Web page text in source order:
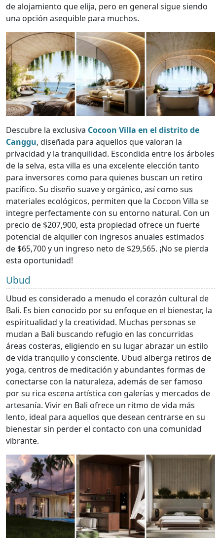
de alojamiento que elija, pero en general sigue siendo
una opción asequible para muchos.
Descubre la exclusiva Cocoon Villa en el distrito de
Canggu, diseñada para aquellos que valoran la
privacidad y la tranquilidad. Escondida entre los árboles
de la selva, esta villa es una excelente elección tanto
para inversores como para quienes buscan un retiro
pacífico. Su diseño suave y orgánico, así como sus
materiales ecológicos, permiten que la Cocoon Villa se
integre perfectamente con su entorno natural. Con un
precio de $207,900, esta propiedad ofrece un fuerte
potencial de alquiler con ingresos anuales estimados
de $65,700 y un ingreso neto de $29,565. ¡No se pierda
esta oportunidad!
Ubud
Ubud es considerado a menudo el corazón cultural de
Bali. Es bien conocido por su enfoque en el bienestar, la
espiritualidad y la creatividad. Muchas personas se
mudan a Bali buscando refugio en las concurridas
áreas costeras, eligiendo en su lugar abrazar un estilo
de vida tranquilo y consciente. Ubud alberga retiros de
yoga, centros de meditación y abundantes formas de
conectarse con la naturaleza, además de ser famoso
por su rica escena artística con galerías y mercados de
artesanía. Vivir en Bali ofrece un ritmo de vida más
lento, ideal para aquellos que desean centrarse en su
bienestar sin perder el contacto con una comunidad
vibrante.